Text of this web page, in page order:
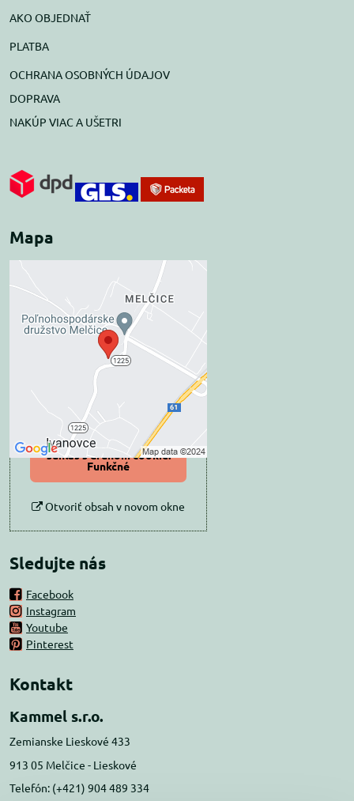
AKO OBJEDNAŤ
PLATBA
OCHRANA OSOBNÝCH ÚDAJOV
DOPRAVA
NAKÚP VIAC A UŠETRI
Mapa
Externý obsah je
blokovaný Voľbami
súkromia
Prajete si načítať externý obsah?
Povoliť tentokrát
Povoliť a zapamätať -
súhlas s druhom cookie:
Funkčné
Otvoriť obsah v novom okne
Sledujte nás
Facebook
Instagram
Youtube
Pinterest
Kontakt
Kammel s.r.o.
Zemianske Lieskové 433
913 05 Melčice - Lieskové
Telefón: (+421) 904 489 334